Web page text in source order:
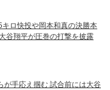
ロ快投や岡本和真の決勝本
谷翔平が圧巻の打撃を披露
が手応え掴む 試合前には大谷